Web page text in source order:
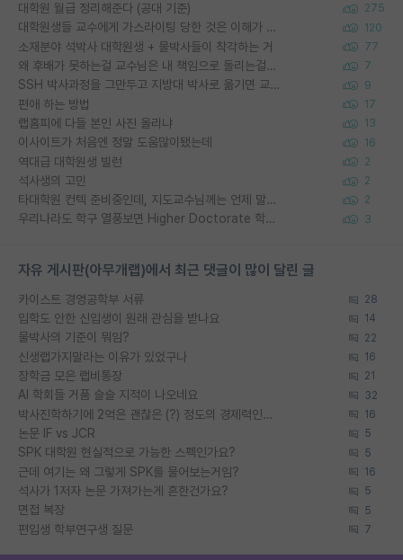
대학원 월급 정리해준다 (공대 기준) 275
대학원생들 교수에게 가스라이팅 당한 것은 이해가 갑니다. 안타깝네요. 120
소재분야 석박사 대학원생 + 물박사들이 착각하는 거 77
왜 후배가 못하는걸 교수님은 내 책임으로 돌리는걸까요? 7
SSH 박사과정을 그만두고 지방대 박사로 옮기면 교수의 꿈은 끝일까요? 9
편애 하는 방법 17
랩홈피에 다들 본인 사진 올리냐 13
이사이트가 처음엔 정말 도움많이됐는데 16
역대급 대학원생 빌런 2
석사생의 고민 2
타대학원 컨텍 준비중인데, 지도교수님께는 언제 말씀드려야 할까요? 2
우리나라도 학구 열풍보면 Higher Doctorate 학위가 필요하다고 봅니다. 3
자유 게시판(아무개랩)에서 최근 댓글이 많이 달린 글
카이스트 경영공학부 서류 28
입학도 안한 신입생이 원래 관심을 받나요 14
물박사의 기준이 뭐임? 22
신생랩가지말라는 이유가 있었구나 16
장학금 모은 랩비통장 21
AI 학회들 거품 슬슬 지적이 나오네요 32
박사진학하기에 2억은 괜찮은 (?) 정도의 경제력인가요 16
논문 IF vs JCR 5
SPK 대학원 현실적으로 가능한 스펙인가요? 5
근데 여기는 왜 그렇게 SPK를 물어보는거임? 16
석사가 1저자 논문 가져가는게 흔한건가요? 5
면접 복장 5
편입생 학부연구생 질문 7